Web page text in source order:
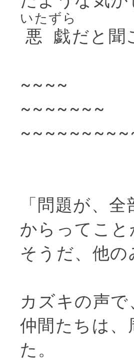
悪戯
いたずら
だと聞
~~~~
~~~~~~~
「問題が、
からってこ
そうだ、他
カズキの声
仲間たちは
た。